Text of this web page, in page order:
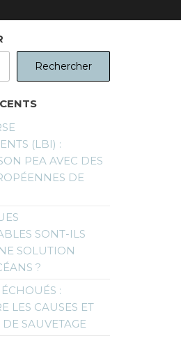
Rechercher
(LBI) :
PEA AVEC DES
DE
SONT-ILS
SOLUTION
?
ÉCHOUÉS :
LES CAUSES ET
SAUVETAGE